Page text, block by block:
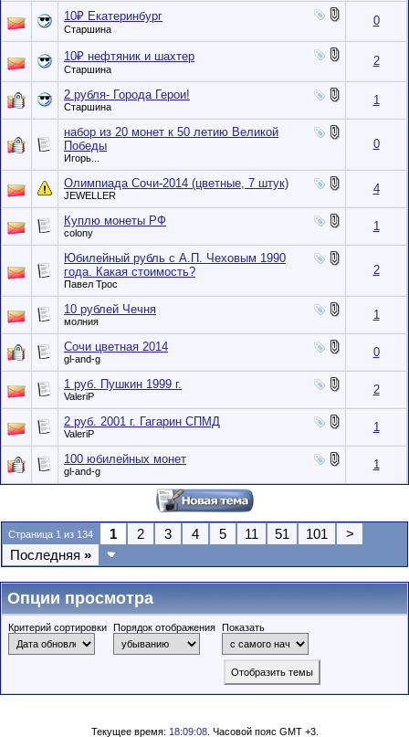
10₽ Екатеринбург
Старшина
0
10₽ нефтяник и шахтер
Старшина
2
2 рубля- Города Герои!
Старшина 1
набор из 20 монет к 50 летию Великой
Победы
Игорь...
0
Олимпиада Сочи-2014 (цветные, 7 штук)
JEWELLER 4
Куплю монеты РФ
colony 1
Юбилейный рубль с А.П. Чеховым 1990
года. Какая стоимость?
Павел Трос
2
10 рублей Чечня
молния 1
Сочи цветная 2014
gl-and-g 0
1 руб. Пушкин 1999 г.
ValeriP 2
2 руб. 2001 г. Гагарин СПМД
ValeriP 1
100 юбилейных монет
gl-and-g 1
Страница 1 из 134 1 2 3 4 5 11 51 101
>
Последняя »
Опции просмотра
Критерий сортировки Порядок отображения Показать
Текущее время: 18:09:08. Часовой пояс GMT +3.